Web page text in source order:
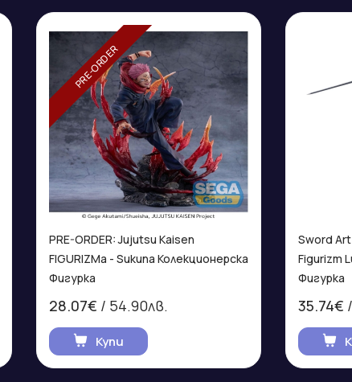
PRE-ORDER
PRE-ORDER: Jujutsu Kaisen
FIGURIZMa - Sukuna Колекционерска
Фигурка
28.07€ / 54.90лв.
Купи
Sword
Figurizm
Фигурка
35.74€